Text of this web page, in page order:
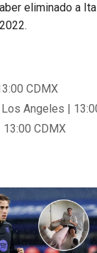
eliminado a
CDMX
Angeles |
CDMX